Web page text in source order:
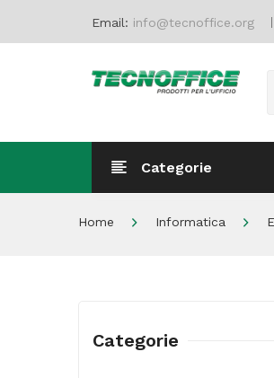
Email: info@tecnoffice.org
Categorie
Home Informatica
Categorie